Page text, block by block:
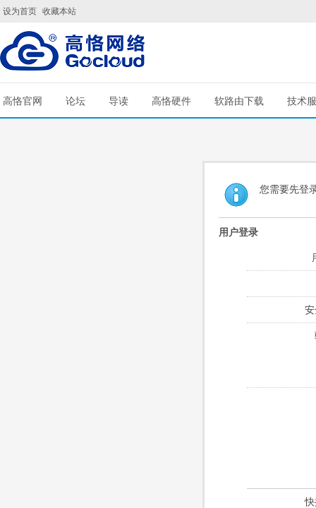
设为首页 收藏本站
高恪官网 论坛 导读 高恪硬件 软路由下载 技术
您需要先登
用户登录